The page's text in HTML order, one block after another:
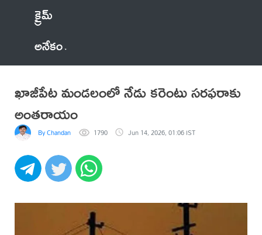
క్రైమ్
అనేకం
ఖాజీపేట మండలంలో నేడు కరెంటు సరఫరాకు
అంతరాయం
By Chandan 1790 Jun 14, 2026, 01:06 IST